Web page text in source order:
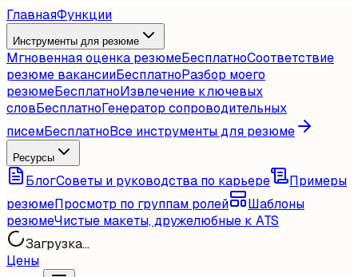
ГлавнаяФункции
Инструменты для резюме
Мгновенная оценка резюмеБесплатноСоответствие
резюме вакансииБесплатноРазбор моего
резюмеБесплатноИзвлечение ключевых
словБесплатноГенератор сопроводительных
писемБесплатноВсе инструменты для резюме
Ресурсы
БлогСоветы и руководства по карьере
Примеры
резюмеПросмотр по группам ролей
Шаблоны
резюмеЧистые макеты, дружелюбные к ATS
Загрузка...
Цены